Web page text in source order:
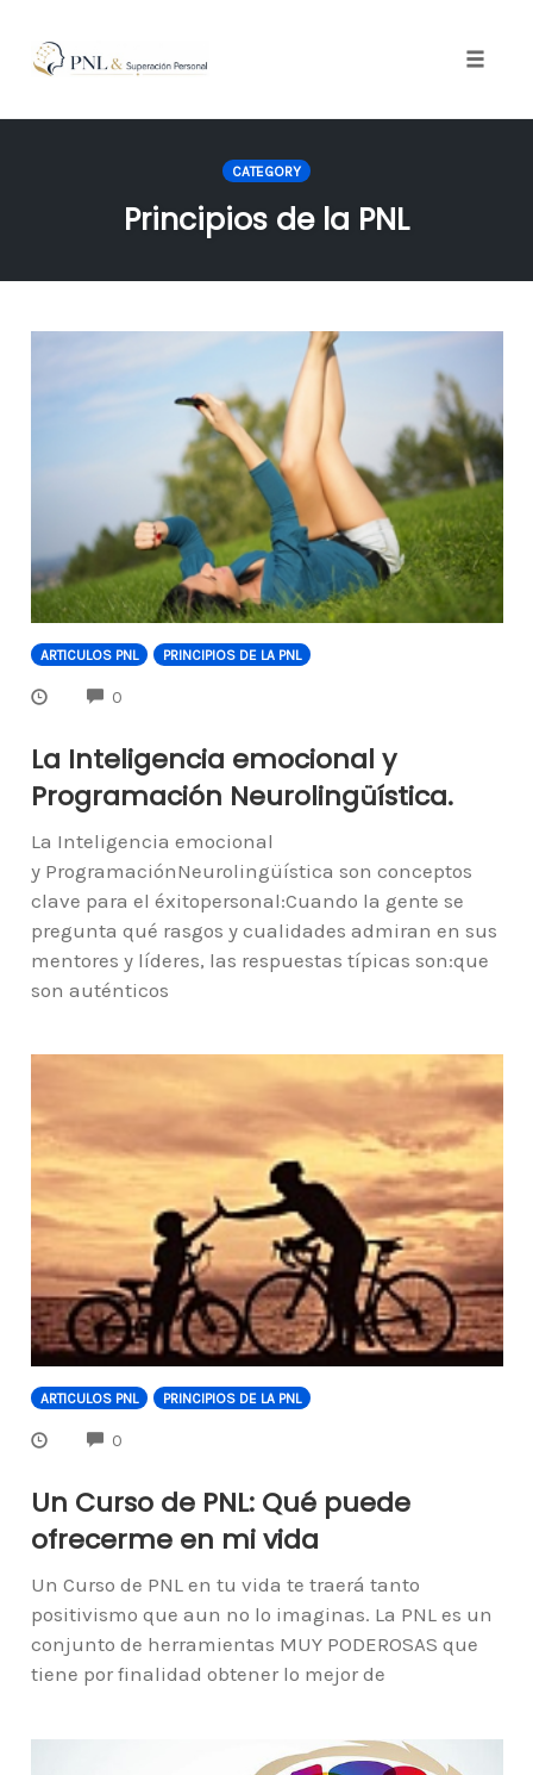
CATEGORY
Principios de la PNL
ARTICULOS PNL PRINCIPIOS DE LA PNL
0
La Inteligencia emocional y
Programación Neurolingüística.
La Inteligencia emocional
y ProgramaciónNeurolingüística son conceptos
clave para el éxitopersonal:Cuando la gente se
pregunta qué rasgos y cualidades admiran en sus
mentores y líderes, las respuestas típicas son:que
son auténticos
ARTICULOS PNL PRINCIPIOS DE LA PNL
0
Un Curso de PNL: Qué puede
ofrecerme en mi vida
Un Curso de PNL en tu vida te traerá tanto
positivismo que aun no lo imaginas. La PNL es un
conjunto de herramientas MUY PODEROSAS que
tiene por finalidad obtener lo mejor de